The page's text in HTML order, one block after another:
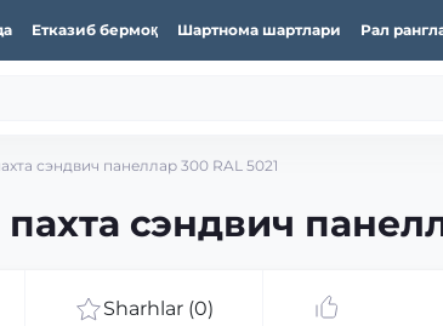
Етказиб бермоқ Шартнома шартлари Рал
сэндвич панеллар 300 RAL 5021
сэндвич
Sharhlar (0)